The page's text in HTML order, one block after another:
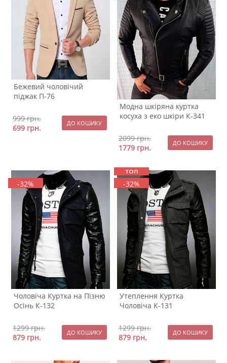
Бежевий чоловічий
піджак П-76
999грн.
699 грн.
Модна шкіряна куртка
косуха з еко шкіри К-341
2099грн.
1779 грн.
-32%
Чоловіча Куртка на Пізню
Осінь К-132
1299грн.
879 грн.
-32%
Утеплення Куртка
Чоловіча К-131
1299грн.
879 грн.